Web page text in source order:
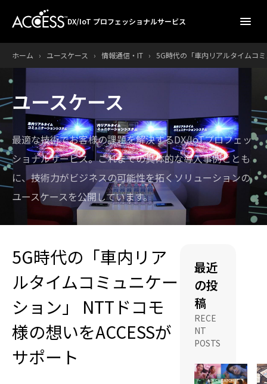
DX/IoT プロフェッショナルサービス menu
ホーム › ユースケース › 情報通信・IT › 5G時代の「車内リアルタイムコ
ユースケース
最適な技術でお客様の課題を解決するDX/IoTプロフェッ
ショナルサービス。これまでの具体的な導入事例ととも
に、技術力がビジネスの可能性を拓くソリューションの
ユースケースを公開しています。
5G時代の「車内リア
ルタイムコミュニケー
ション」 NTTドコモ
様の想いをACCESSが
サポート
最近
の投
稿
RECE
NT
POSTS